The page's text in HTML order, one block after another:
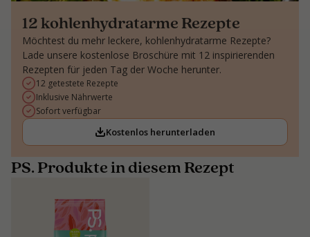
PS. Produkte in diesem Rezept
12 kohlenhydratarme Rezepte
Möchtest du mehr leckere, kohlenhydratarme Rezepte?
Lade unsere kostenlose Broschüre mit 12 inspirierenden
Rezepten für jeden Tag der Woche herunter.
12 getestete Rezepte
Inklusive Nährwerte
Sofort verfügbar
Kostenlos herunterladen